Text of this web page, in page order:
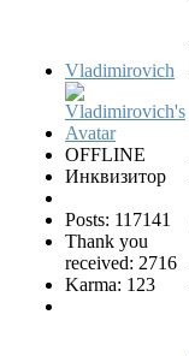
Vladimirovich
OFFLINE
Инквизитор
Posts: 117141
Thank you
received: 2716
Karma: 123